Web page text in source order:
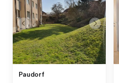
Paudorf